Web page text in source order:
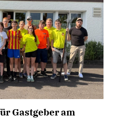
Gastgeber am